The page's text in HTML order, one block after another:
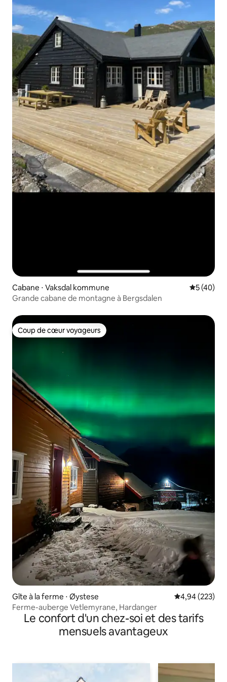
Cabane ⋅ Vaksdal kommune
5 (40)
Grande cabane de montagne à Bergsdalen
Coup de cœur voyageurs
Coup de cœur voyageurs
Gîte à la ferme ⋅ Øystese Évaluation
4,94 (223)
Ferme-auberge Vetlemyrane, Hardanger
Le confort d'un chez-soi et des tarifs
mensuels avantageux